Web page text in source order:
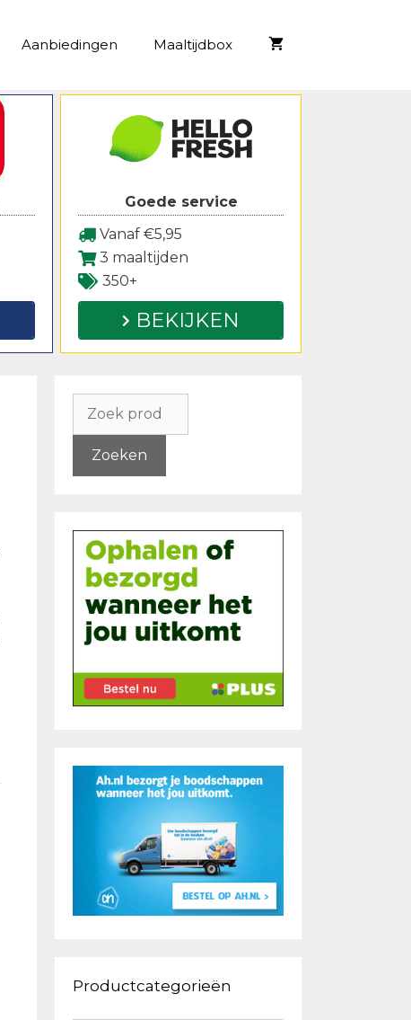
Aanbiedingen Maaltijdbox
Goede service
Vanaf €5,95
3 maaltijden
350+
BEKIJKEN
naar:
Zoeken
Productcategorieën